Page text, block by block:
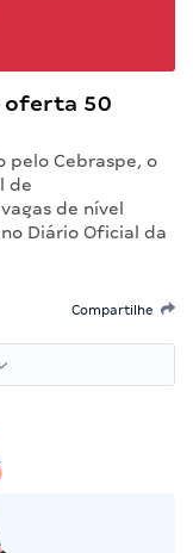
oferta 50
pelo Cebraspe, o
de
de nível
Diário Oficial da
Compartilhe